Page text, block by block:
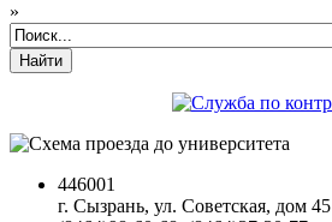
»
Найти
446001
г. Сызрань, ул. Советская, дом 45